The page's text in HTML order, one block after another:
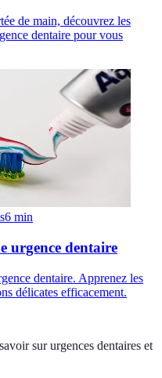
de main, découvrez les
dentaire pour vous
6 min
urgence dentaire
dentaire. Apprenez les
délicates efficacement.
sur urgences dentaires et